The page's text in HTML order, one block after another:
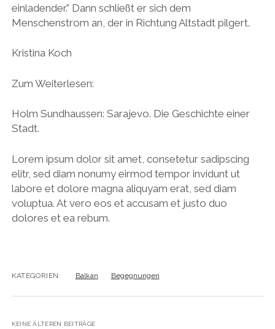
einladender.” Dann schließt er sich dem
Menschenstrom an, der in Richtung Altstadt pilgert.
Kristina Koch
Zum Weiterlesen:
Holm Sundhaussen: Sarajevo. Die Geschichte einer
Stadt.
Lorem ipsum dolor sit amet, consetetur sadipscing
elitr, sed diam nonumy eirmod tempor invidunt ut
labore et dolore magna aliquyam erat, sed diam
voluptua. At vero eos et accusam et justo duo
dolores et ea rebum.
KATEGORIEN: Balkan Begegnungen
KEINE ÄLTEREN BEITRÄGE